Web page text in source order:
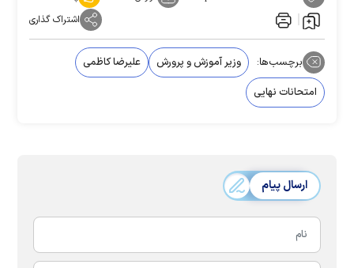
اشتراک گذاری
برچسب‌ها: وزیر آموزش و پرورش
علیرضا کاظمی
امتحانات نهایی
ارسال پیام